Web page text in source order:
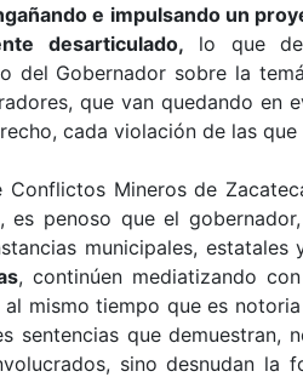
e impulsando un
desarticulado, lo que
del Gobernador sobre la
que van quedando en
cada violación de las
Conflictos Mineros de
es penoso que el
municipales, estatales
, continúen mediatizando
mismo tiempo que es
sentencias que
sino desnudan la